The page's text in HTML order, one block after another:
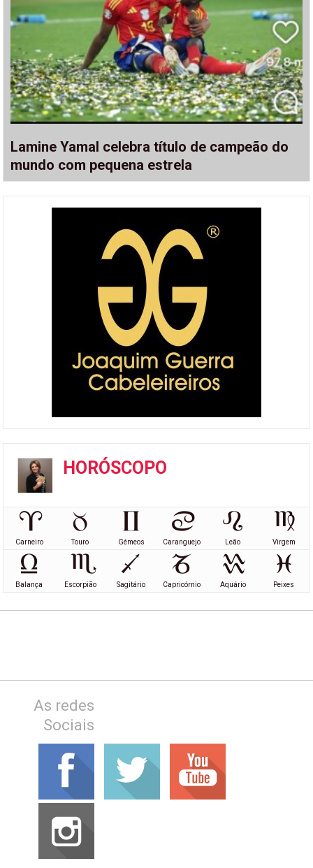
Lamine Yamal celebra título de campeão do
mundo com pequena estrela
HORÓSCOPO
Carneiro Touro Gémeos Caranguejo Leão Virgem
Balança Escorpião Sagitário Capricórnio Aquário Peixes
As redes
Sociais